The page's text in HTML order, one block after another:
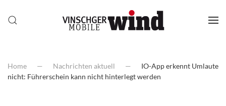
Home Nachrichten aktuell
IO-App erkennt Umlaute
nicht: Führerschein kann nicht hinterlegt werden